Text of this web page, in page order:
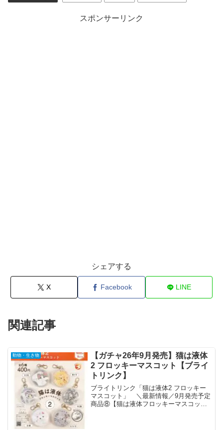
スポンサーリンク
シェアする
X Facebook LINE
関連記事
動物・生き物
【ガチャ26年9月発売】猫は液体
2 フロッキーマスコット【ブライ
トリンク】
ブライトリンク「猫は液体2 フロッキー
マスコット」 ＼最新情報／9月発売予定
商品⑧【猫は液体フロッキーマスコット